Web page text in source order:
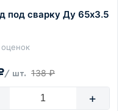
под сварку Ду 65х3.5
/ шт. 138 ₽
+